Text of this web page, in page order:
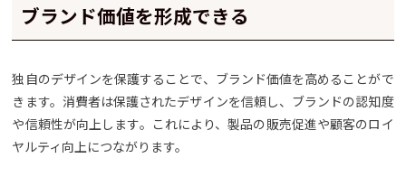
ブランド価値を形成できる
独自のデザインを保護することで、ブランド価値を高めることがで
きます。消費者は保護されたデザインを信頼し、ブランドの認知度
や信頼性が向上します。これにより、製品の販売促進や顧客のロイ
ヤルティ向上につながります。